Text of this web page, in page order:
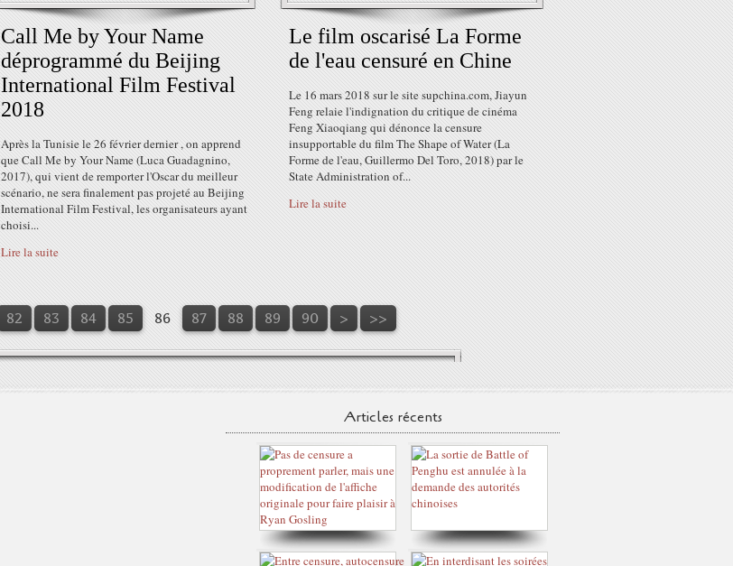
Call Me by Your Name
déprogrammé du Beijing
International Film Festival
2018
Après la Tunisie le 26 février dernier , on apprend
que Call Me by Your Name (Luca Guadagnino,
2017), qui vient de remporter l'Oscar du meilleur
scénario, ne sera finalement pas projeté au Beijing
International Film Festival, les organisateurs ayant
choisi...
Lire la suite
Le film oscarisé La Forme
de l'eau censuré en Chine
Le 16 mars 2018 sur le site supchina.com, Jiayun
Feng relaie l'indignation du critique de cinéma
Feng Xiaoqiang qui dénonce la censure
insupportable du film The Shape of Water (La
Forme de l'eau, Guillermo Del Toro, 2018) par le
State Administration of...
Lire la suite
82 83 84 85 86 87 88 89 90 100
> >>
Articles récents